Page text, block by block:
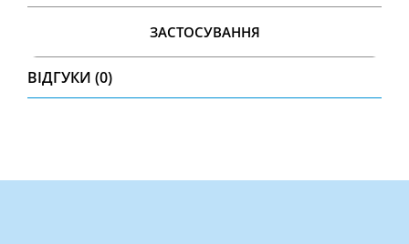
ЗАСТОСУВАННЯ
ВІДГУКИ (0)